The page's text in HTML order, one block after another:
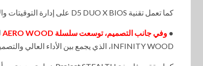
كما تعمل تقنية D5 DUO X BIOS على إدارة التوقيتات والإشارات والفولتية بذكاء لتحقيق أفضل توازن بين السرعة والسعة.
● وفي جانب التصميم، توسعت سلسلة AERO WOOD
INFINITY WOOD، الذي يجمع بين الأداء العالي والتصميم المستوحى من الخشب الطبيعي.